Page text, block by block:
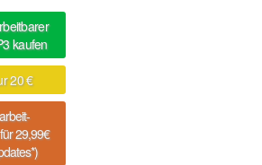
kaufen
20 €
29,99€